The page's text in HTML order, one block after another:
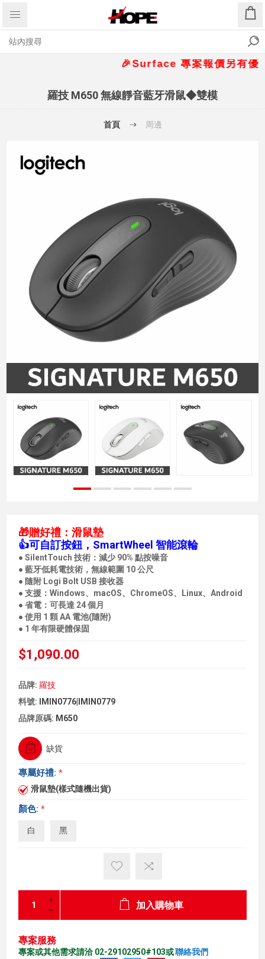
🎉Surface 專案報價另有優
羅技 M650 無線靜音藍牙滑鼠◆雙模
首頁 周邊
🎁贈好禮：滑鼠墊
👍可自訂按鈕，SmartWheel 智能滾輪
● SilentTouch 技術：減少 90% 點按噪音
● 藍牙低耗電技術，無線範圍 10 公尺
● 隨附 Logi Bolt USB 接收器
● 支援：Windows、macOS、ChromeOS、Linux、Android
● 省電：可長達 24 個月
● 使用 1 顆 AA 電池(隨附)
● 1 年有限硬體保固
$1,090.00
品牌: 羅技
料號:
IMIN0776|IMIN0779
品牌原碼: M650
缺貨
專屬好禮: *
滑鼠墊(樣式隨機出貨)
顏色: *
白 黑
加入購物車
專案服務
專案或其他需求請洽 02-29102950#103或聯絡我們